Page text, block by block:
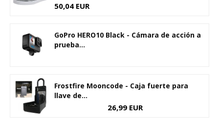
50,04 EUR
GoPro HERO10 Black - Cámara de acción a
prueba...
Frostfire Mooncode - Caja fuerte para
llave de...
26,99 EUR